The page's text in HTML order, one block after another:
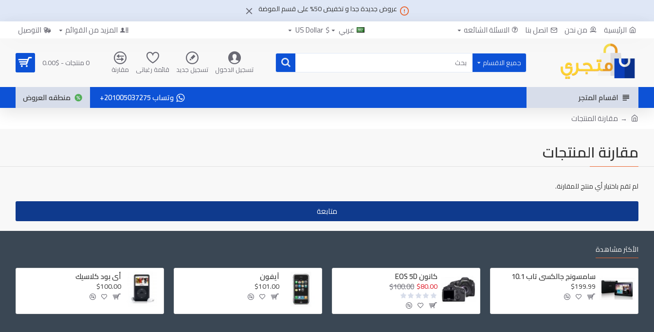
عروض جديدة جدا و تخفيض 50% على قسم الموضة
الرئيسية من نحن اتصل بنا الاسئلة الشائعه عربي $
US Dollar المزيد من القوائم التوصيل
جميع الاقسام
تسجيل الدخول تسجيل جديد قائمة رغباتي مقارنة
0 منتجات - $0.00
اقسام المتجر وتساب 201005037275+
منطقه العروض
مقارنة المنتجات
مقارنة المنتجات
لم تقم باختيار أي منتج للمقارنة.
متابعة
الأكثر مشاهدة
سامسونج جالكسي تاب 10.1
$199.99
كانون EOS 5D
$80.00
$100.00
آيفون
$101.00
أي بود كلاسيك
$100.00